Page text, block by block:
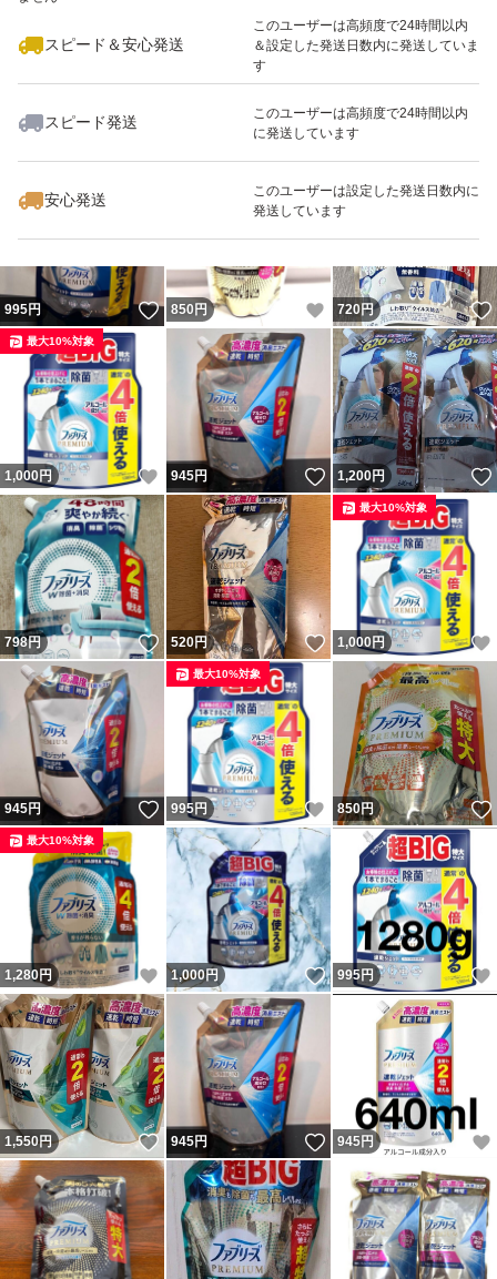
了承ください。
ご覧いただきありがとうございます。
スピード＆安心発送
このユーザーは高頻度で24時間以内
＆設定した発送日数内に発送していま
す
スピード発送
このユーザーは高頻度で24時間以内
に発送しています
安心発送
このユーザーは設定した発送日数内に
発送しています
いいね！
1,580
995円 いいね！
850 円 いいね！
720円
1,000円 いいね！
最大10%対象
945円 いいね！
1,200円
798円 いいね！
520円 いいね！
1,000円
最大10%対象
945円 いいね！
995円 いいね！
最大10%対象
850円
1,280円 いいね！
最大10%対象
1,000円 いいね！
995円
1,550円 いいね！
945円 いいね！
945円